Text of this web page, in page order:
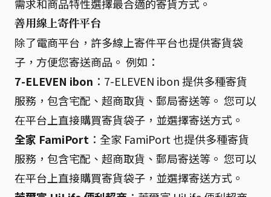
需求和商品特性選擇最合適的寄貨方式。
善用線上寄件平台
除了電商平台，許多線上寄件平台也提供寄貨袋
子，方便您寄送商品。 例如：
7-ELEVEN ibon ：7-ELEVEN ibon 提供多種寄貨
服務，包含宅配、超商取貨、郵局寄送等。 您可以
在平台上直接購買寄貨袋子，並選擇寄送方式。
全家 FamiPort ：全家 FamiPort 也提供多種寄貨
服務，包含宅配、超商取貨、郵局寄送等。 您可以
在平台上直接購買寄貨袋子，並選擇寄送方式。